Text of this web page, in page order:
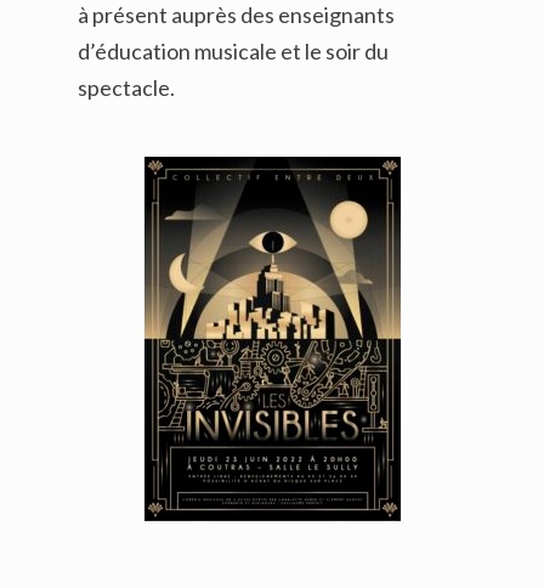
à présent auprès des enseignants
d’éducation musicale et le soir du
spectacle.